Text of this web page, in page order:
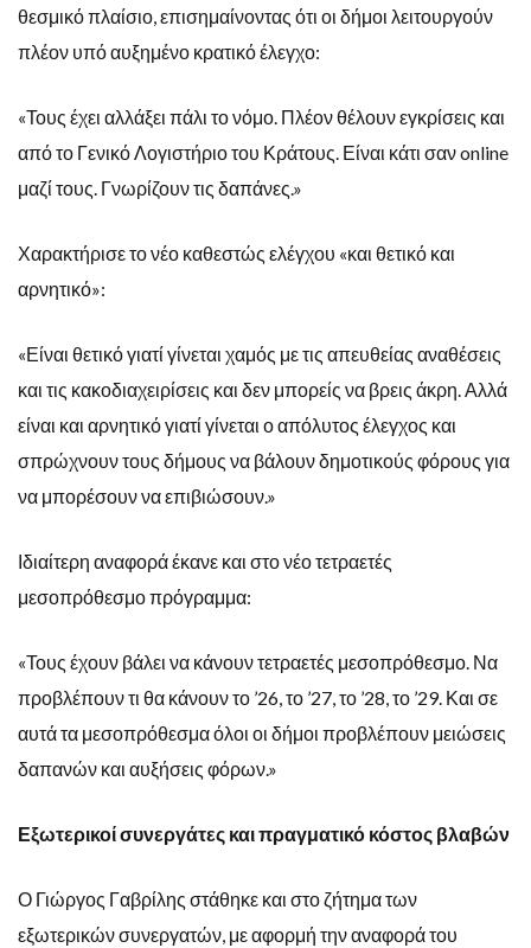
θεσμικό πλαίσιο, επισημαίνοντας ότι οι δήμοι λειτουργούν
πλέον υπό αυξημένο κρατικό έλεγχο:
«Τους έχει αλλάξει πάλι το νόμο. Πλέον θέλουν εγκρίσεις και
από το Γενικό Λογιστήριο του Κράτους. Είναι κάτι σαν online
μαζί τους. Γνωρίζουν τις δαπάνες.»
Χαρακτήρισε το νέο καθεστώς ελέγχου «και θετικό και
αρνητικό»:
«Είναι θετικό γιατί γίνεται χαμός με τις απευθείας αναθέσεις
και τις κακοδιαχειρίσεις και δεν μπορείς να βρεις άκρη. Αλλά
είναι και αρνητικό γιατί γίνεται ο απόλυτος έλεγχος και
σπρώχνουν τους δήμους να βάλουν δημοτικούς φόρους για
να μπορέσουν να επιβιώσουν.»
Ιδιαίτερη αναφορά έκανε και στο νέο τετραετές
μεσοπρόθεσμο πρόγραμμα:
«Τους έχουν βάλει να κάνουν τετραετές μεσοπρόθεσμο. Να
προβλέπουν τι θα κάνουν το ’26, το ’27, το ’28, το ’29. Και σε
αυτά τα μεσοπρόθεσμα όλοι οι δήμοι προβλέπουν μειώσεις
δαπανών και αυξήσεις φόρων.»
Εξωτερικοί συνεργάτες και πραγματικό κόστος βλαβών
Ο Γιώργος Γαβρίλης στάθηκε και στο ζήτημα των
εξωτερικών συνεργατών, με αφορμή την αναφορά του